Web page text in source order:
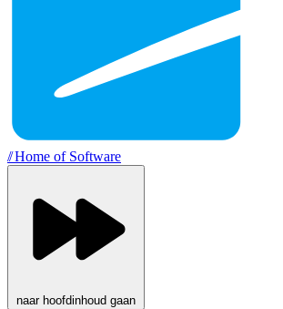
//Home of Software
naar hoofdinhoud gaan